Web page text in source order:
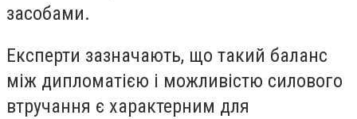
засобами.
Експерти зазначають, що такий баланс
між дипломатією і можливістю силового
втручання є характерним для